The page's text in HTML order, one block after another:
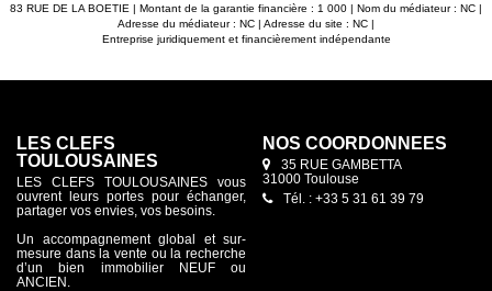
83 RUE DE LA BOETIE | Montant de la garantie financière : 1 000 | Nom du médiateur : NC |
Adresse du médiateur : NC | Adresse du site : NC |
Entreprise juridiquement et financièrement indépendante
LES CLEFS
TOULOUSAINES
LES CLEFS TOULOUSAINES vous
ouvrent leurs portes pour échanger,
partager vos envies, vos besoins.
Un accompagnement global et sur-
mesure dans la vente ou la recherche
d’un bien immobilier NEUF ou
ANCIEN.
NOS COORDONNÉES
35 RUE GAMBETTA
31000 Toulouse
Tél. : +33 5 31 61 39 79